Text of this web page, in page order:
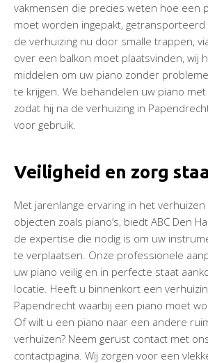
vakmensen die precies weten hoe een
moet worden ingepakt,
de verhuizing nu door smalle trappen,
over een balkon moet plaatsvinden, wij
middelen om uw piano zonder
te krijgen. We behandelen uw piano
zodat hij na de verhuizing in
voor gebruik.
Veiligheid en zorg
Met jarenlange ervaring in het
objecten zoals piano’s, biedt ABC Den
de expertise die nodig is om uw
te verplaatsen. Onze professionele
uw piano veilig en in perfecte staat
locatie. Heeft u binnenkort een
Papendrecht waarbij een piano moet
Of wilt u een piano naar een andere
verhuizen? Neem gerust contact met
contactpagina. Wij zorgen voor een